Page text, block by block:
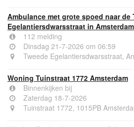
Ambulance met grote spoed naar de
Egelantiersdwarsstraat in Amsterdam
112 melding
Dinsdag 21-7-2026 om 06:59
Tweede Egelantiersdwarsstraat,
Woning Tuinstraat 1772 Amsterdam
Binnenkijken bij
Zaterdag 18-7-2026
Tuinstraat 1772, 1015PB